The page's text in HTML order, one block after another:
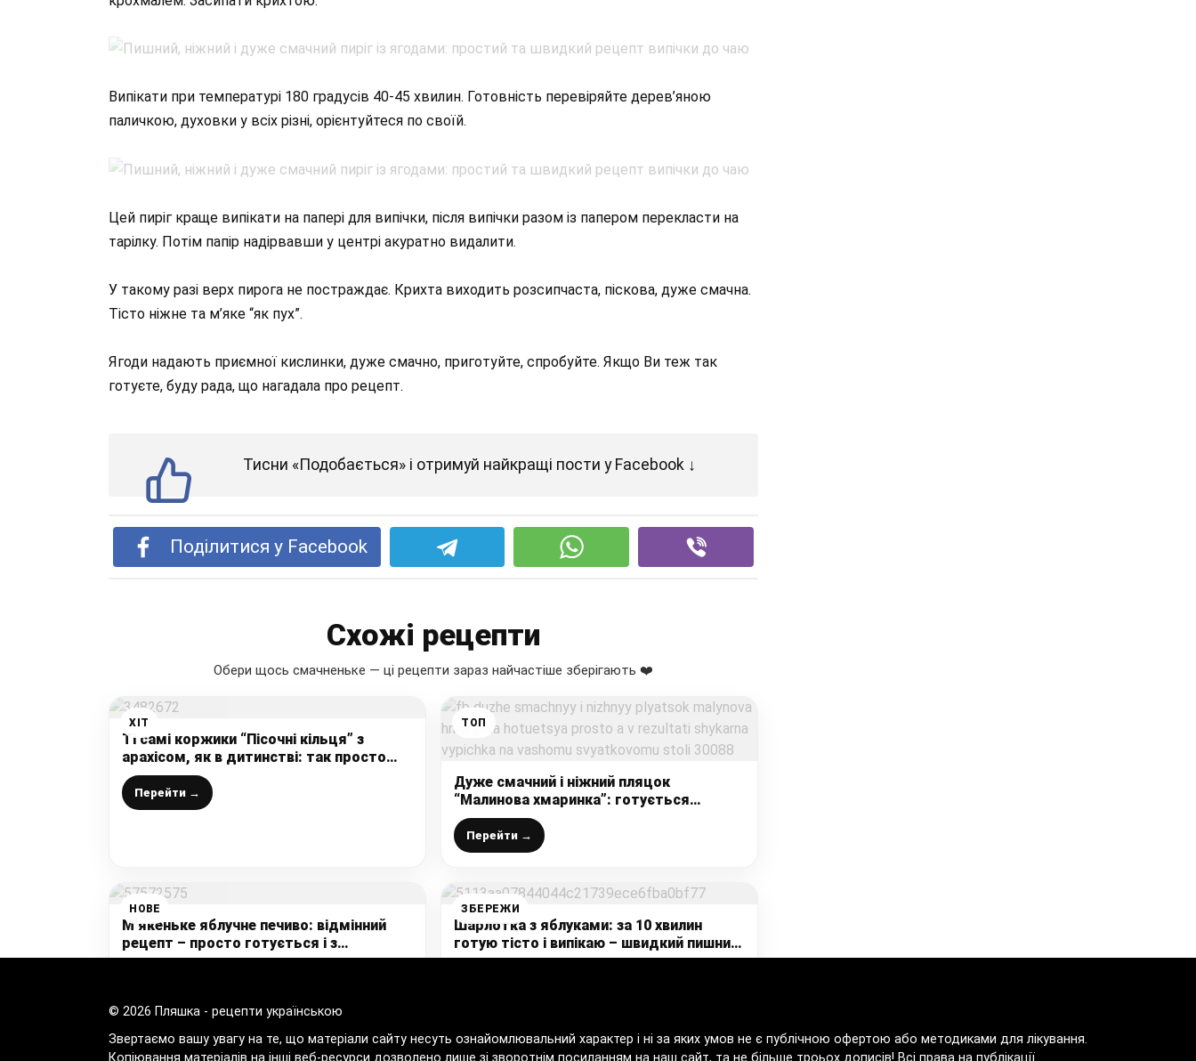
Випікати при температурі 180 градусів 40-45 хвилин. Готовність перевіряйте дерев’яною
паличкою, духовки у всіх різні, орієнтуйтеся по своїй.
Цей пиріг краще випікати на папері для випічки, після випічки разом із папером перекласти на
тарілку. Потім папір надірвавши у центрі акуратно видалити.
У такому разі верх пирога не постраждає. Крихта виходить розсипчаста, піскова, дуже смачна.
Тісто ніжне та м’яке “як пух”.
Ягоди надають приємної кислинки, дуже смачно, приготуйте, спробуйте. Якщо Ви теж так
готуєте, буду рада, що нагадала про рецепт.
Тисни «Подобається» і отримуй найкращі пости у Facebook ↓
Поділитися у Facebook
Схожі рецепти
Обери щось смачненьке — ці рецепти зараз найчастіше зберігають ❤️
ХІТ
Ті самі коржики “Пісочні кільця” з
арахісом, як в дитинстві: так просто
готуються, а які смачні і ніжні виходять
Перейти →
ТОП
Дуже смачний і ніжний пляцок
“Малинова хмаринка”: готується
просто, а в результаті шикарна випічка
на вашому святковому столі
Перейти →
НОВЕ
М’якеньке яблучне печиво: відмінний
рецепт – просто готується і з
доступних продуктів – без яєць,
ЗБЕРЕЖИ
Шарлотка з яблуками: за 10 хвилин
готую тісто і випікаю – швидкий пишний
яблучний пиріг для домашнього
© 2026 Пляшка - рецепти українською
Звертаємо вашу увагу на те, що матеріали сайту несуть ознайомлювальний характер і ні за яких умов не є публічною офертою або методиками для лікування.
Копіювання матеріалів на інші веб-ресурси дозволено лише зі зворотнім посиланням на наш сайт, та не більше троьох дописів! Всі права на публікації